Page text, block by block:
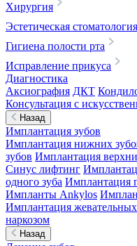
Хирургия
Эстетическая стоматология
Гигиена полости рта
Исправление прикуса
Диагностика
Аксиография ДКТ
Консультация с
Назад
Имплантация зубов
Имплантация нижних
зубов Имплантация
Синус лифтинг
одного зуба Имплантация
Импланты Ankylos
Имплантация жевательных
наркозом
Назад